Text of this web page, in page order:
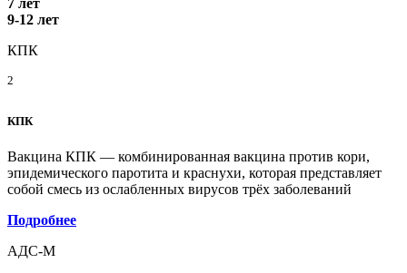
7 лет
9-12 лет
КПК
2
КПК
Вакцина КПК — комбинированная вакцина против кори,
эпидемического паротита и краснухи, которая представляет
собой смесь из ослабленных вирусов трёх заболеваний
Подробнее
АДС-М